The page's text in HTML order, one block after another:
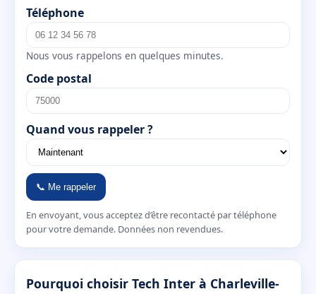
Téléphone
Nous vous rappelons en quelques minutes.
Code postal
Quand vous rappeler ?
📞 Me rappeler
En envoyant, vous acceptez d’être recontacté par téléphone
pour votre demande. Données non revendues.
Pourquoi choisir Tech Inter à Charleville-